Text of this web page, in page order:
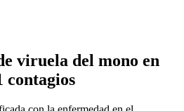
viruela del mono en
contagios